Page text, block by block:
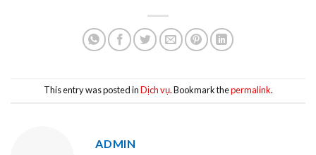
This entry was posted inDịch vụ. Bookmark thepermalink.
ADMIN